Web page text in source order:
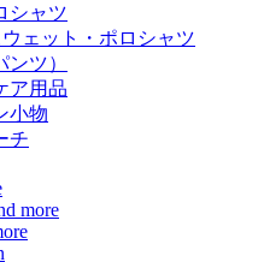
シャツ
ェット・ポロシャツ
ツ）
ア用品
小物
チ
more